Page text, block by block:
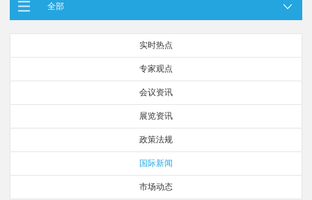
全部
实时热点
专家观点
会议资讯
展览资讯
政策法规
国际新闻
市场动态